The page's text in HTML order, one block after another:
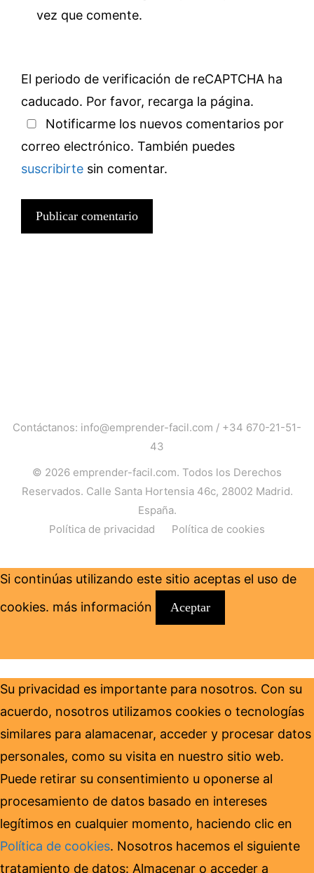
vez que comente.
El periodo de verificación de reCAPTCHA ha
caducado. Por favor, recarga la página.
Notificarme los nuevos comentarios por
correo electrónico. También puedes
suscribirte sin comentar.
Contáctanos: info@emprender-facil.com / +34 670-21-51-
43
© 2026 emprender-facil.com. Todos los Derechos
Reservados. Calle Santa Hortensia 46c, 28002 Madrid.
España.
Política de privacidad
Política de cookies
Si continúas utilizando este sitio aceptas el uso de
cookies. más información Aceptar
Su privacidad es importante para nosotros. Con su
acuerdo, nosotros utilizamos cookies o tecnologías
similares para alamacenar, acceder y procesar datos
personales, como su visita en nuestro sitio web.
Puede retirar su consentimiento u oponerse al
procesamiento de datos basado en intereses
legítimos en cualquier momento, haciendo clic en
Política de cookies. Nosotros hacemos el siguiente
tratamiento de datos: Almacenar o acceder a